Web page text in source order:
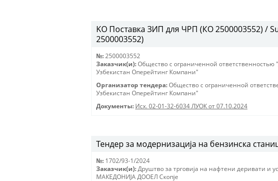
KO Поставка ЗИП для ЧРП (КО 2500003552) /
2500003552)
№: 2500003552
Заказчик(и): Общество с ограниченной ответственностью
Узбекистан Оперейтинг Компани"
Организатор тендера: Общество с ограниченной
Узбекистан Оперейтинг Компани"
Документы: Исх. 02-01-32-6034 ЛУОК от 07.10.2024
Тендер за модернизација на бензинска
№: 1702/93-1/2024
Заказчик(и): Друштво за трговиjа на нафтени деривати и
МАКЕДОНИJА ДООЕЛ Скопjе